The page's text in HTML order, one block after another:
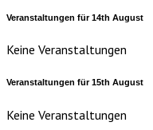
Veranstaltungen für14th August
Keine Veranstaltungen
Veranstaltungen für15th August
Keine Veranstaltungen